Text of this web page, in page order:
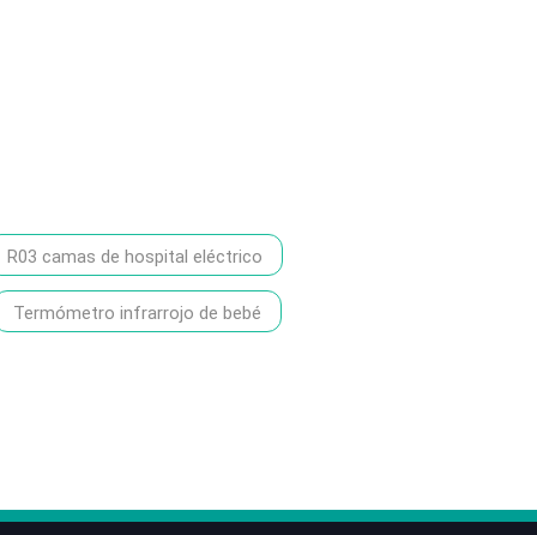
R03 camas de hospital eléctrico
Termómetro infrarrojo de bebé